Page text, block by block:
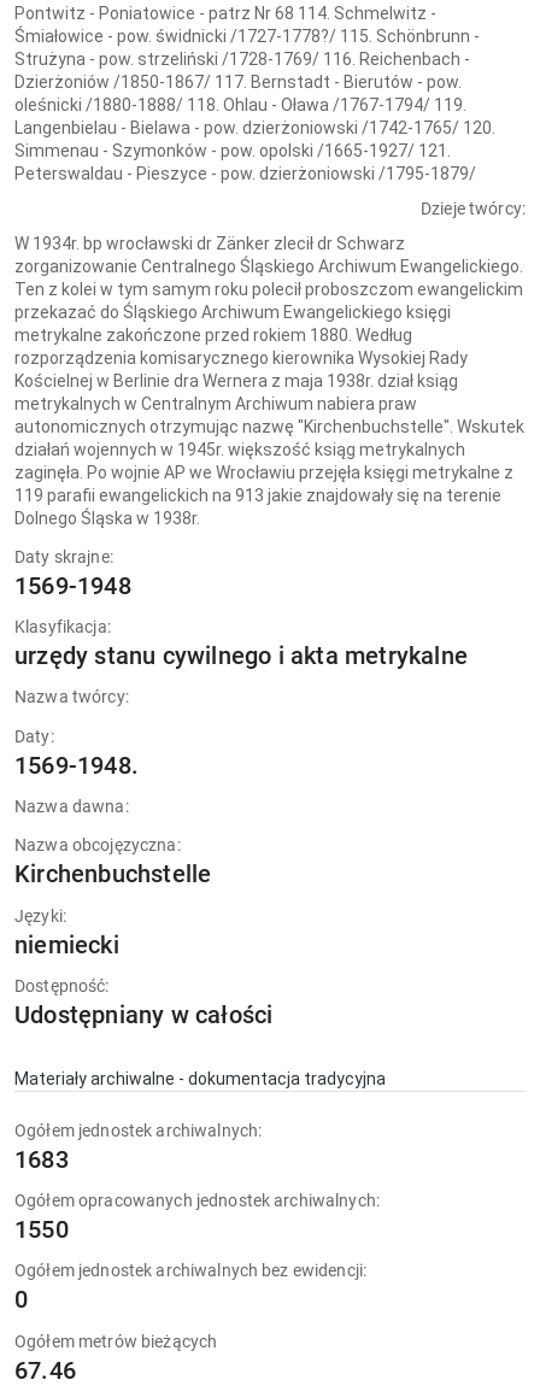
Pontwitz - Poniatowice - patrz Nr 68 114. Schmelwitz -
Śmiałowice - pow. świdnicki /1727-1778?/ 115. Schönbrunn -
Strużyna - pow. strzeliński /1728-1769/ 116. Reichenbach -
Dzierżoniów /1850-1867/ 117. Bernstadt - Bierutów - pow.
oleśnicki /1880-1888/ 118. Ohlau - Oława /1767-1794/ 119.
Langenbielau - Bielawa - pow. dzierżoniowski /1742-1765/ 120.
Simmenau - Szymonków - pow. opolski /1665-1927/ 121.
Peterswaldau - Pieszyce - pow. dzierżoniowski /1795-1879/
Dzieje twórcy:
W 1934r. bp wrocławski dr Zänker zlecił dr Schwarz
zorganizowanie Centralnego Śląskiego Archiwum Ewangelickiego.
Ten z kolei w tym samym roku polecił proboszczom ewangelickim
przekazać do Śląskiego Archiwum Ewangelickiego księgi
metrykalne zakończone przed rokiem 1880. Według
rozporządzenia komisarycznego kierownika Wysokiej Rady
Kościelnej w Berlinie dra Wernera z maja 1938r. dział ksiąg
metrykalnych w Centralnym Archiwum nabiera praw
autonomicznych otrzymując nazwę "Kirchenbuchstelle". Wskutek
działań wojennych w 1945r. większość ksiąg metrykalnych
zaginęła. Po wojnie AP we Wrocławiu przejęła księgi metrykalne z
119 parafii ewangelickich na 913 jakie znajdowały się na terenie
Dolnego Śląska w 1938r.
Daty skrajne:
1569-1948
Klasyfikacja:
urzędy stanu cywilnego i akta metrykalne
Nazwa twórcy:
Daty:
1569-1948.
Nazwa dawna:
Nazwa obcojęzyczna:
Kirchenbuchstelle
Języki:
niemiecki
Dostępność:
Udostępniany w całości
Materiały archiwalne - dokumentacja tradycyjna
Ogółem jednostek archiwalnych:
1683
Ogółem opracowanych jednostek archiwalnych:
1550
Ogółem jednostek archiwalnych bez ewidencji:
0
Ogółem metrów bieżących
67.46